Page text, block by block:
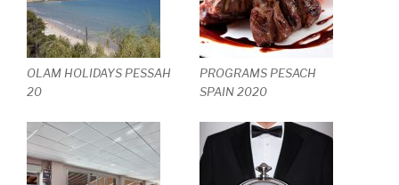
OLAM HOLIDAYS PESSAH
20
PROGRAMS PESACH
SPAIN 2020